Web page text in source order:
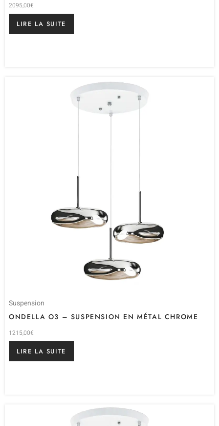
2095,00€
LIRE LA SUITE
Suspension
ONDELLA O3 – SUSPENSION EN MÉTAL CHROME
1215,00€
LIRE LA SUITE